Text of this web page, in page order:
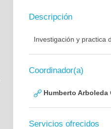
Descripción
Investigación y practica
Coordinador(a)
Humberto Arboleda
Servicios ofrecidos